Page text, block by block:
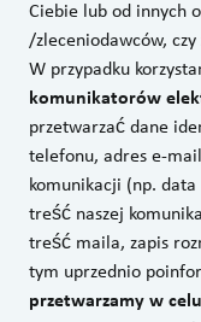
Ciebie lub od innych
/zleceniodawców,
W przypadku
komunikatorów
przetwarzać dane
telefonu, adres e-
komunikacji (np.
treść naszej
treść maila, zapis
tym uprzednio
przetwarzamy w celu